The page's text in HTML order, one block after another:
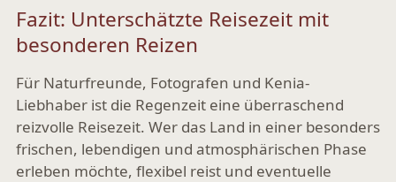
Fazit: Unterschätzte Reisezeit mit
besonderen Reizen
Für Naturfreunde, Fotografen und Kenia-
Liebhaber ist die Regenzeit eine überraschend
reizvolle Reisezeit. Wer das Land in einer besonders
frischen, lebendigen und atmosphärischen Phase
erleben möchte, flexibel reist und eventuelle